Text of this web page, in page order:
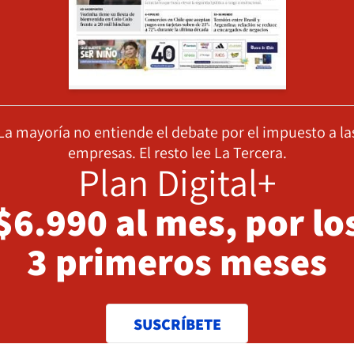
mayoría no entiende el debate por el impuesto a
empresas. El resto lee La Tercera.
Plan Digital+
al mes, por
3 primeros meses
SUSCRÍBETE